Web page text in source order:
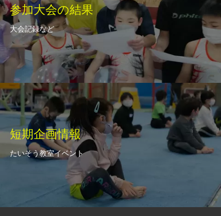
参加大会の結果
大会記録など
短期企画情報
たいそう教室イベント